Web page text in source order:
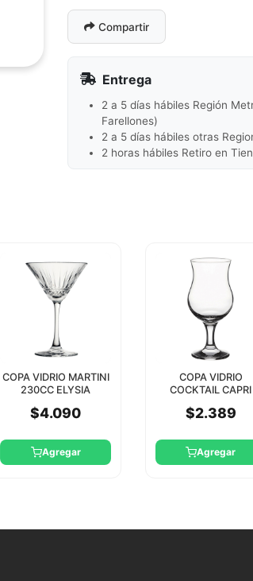
Compartir
Entrega
2 a 5 días hábiles Región
Farellones)
2 a 5 días hábiles otras
2 horas hábiles Retiro en
COPA VIDRIO MARTINI
230CC ELYSIA
$4.090
Agregar
COPA VIDRIO
COCKTAIL CAPRI
$2.389
Agregar